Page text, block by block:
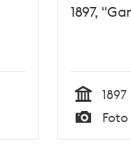
1897,
Tid
1897
Typ
Foto